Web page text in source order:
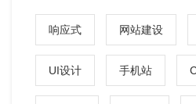
响应式 网站建设
UI设计 手机站